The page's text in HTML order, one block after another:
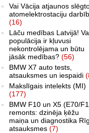
Vai Vācija atjaunos
atomelektrostaciju
(16)
Lāču medības Latvijā!
populācija ir kļuvusi
nekontrolējama un būtu
jāsāk medības? (56)
BMW X7 auto tests,
atsauksmes un iespaidi
Makslīgais intelekts (MI)
(177)
BMW F10 un X5 (E70/
remonts: dzinēja ķēžu
maiņa un diagnostika
atsauksmes (7)